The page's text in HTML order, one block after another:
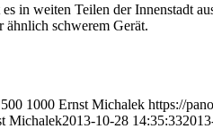
in weiten Teilen der Innenstadt
ähnlich schwerem Gerät.
500 1000 Ernst Michalek https://
Michalek2013-10-28 14:35:33